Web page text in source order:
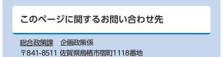
このページに関するお問い合わせ先
総合政策課
企画政策係
〒841-8511 佐賀県鳥栖市宿町1118番地